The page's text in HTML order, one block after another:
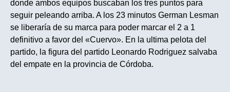
donde ambos equipos buscaban los tres puntos para
seguir peleando arriba. A los 23 minutos German Lesman
se liberaría de su marca para poder marcar el 2 a 1
definitivo a favor del «Cuervo». En la ultima pelota del
partido, la figura del partido Leonardo Rodriguez salvaba
del empate en la provincia de Córdoba.